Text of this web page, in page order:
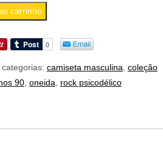
categorias:camiseta masculina